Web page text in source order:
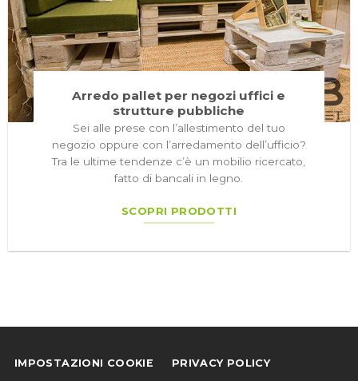
Arredo pallet per negozi uffici e
strutture pubbliche
Sei alle prese con l’allestimento del tuo
negozio oppure con l’arredamento dell’ufficio?
Tra le ultime tendenze c’è un mobilio ricercato,
fatto di bancali in legno.
SCOPRI PRODOTTI
IMPOSTAZIONI COOKIE PRIVACY POLICY